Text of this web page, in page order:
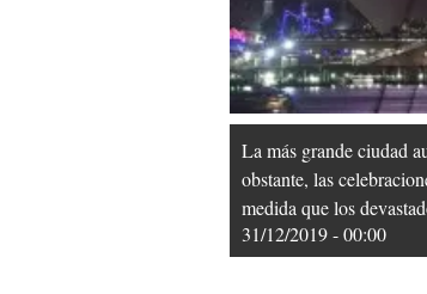
La más grande ciudad
obstante, las
medida que los
31/12/2019 - 00:00